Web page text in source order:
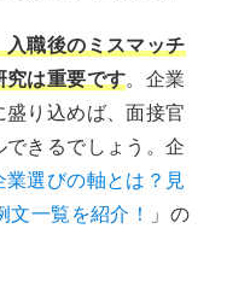
職後のミスマッチ
究は重要です。企業
り込めば、面接官
きるでしょう。企
業選びの軸とは？見
一覧を紹介！
」の